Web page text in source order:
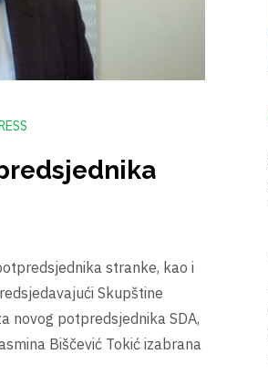
stranke, kao i
Skupštine
novog potpredsjednika SDA,
Biščević Tokić izabrana